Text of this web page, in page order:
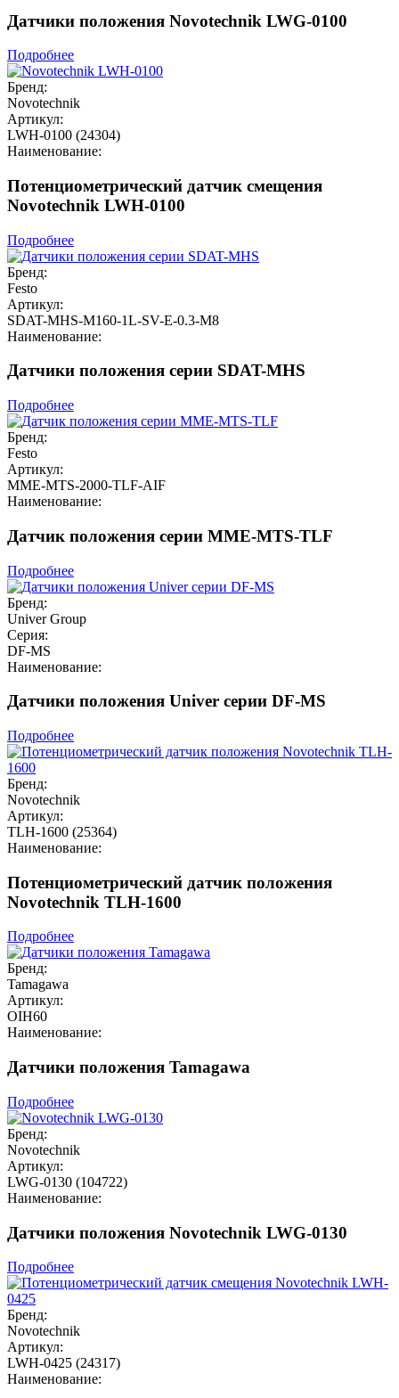
Датчики положения Novotechnik LWG-0100
Подробнее
Бренд:
Novotechnik
Артикул:
LWH-0100 (24304)
Наименование:
Потенциометрический датчик смещения
Novotechnik LWH-0100
Подробнее
Бренд:
Festo
Артикул:
SDAT-MHS-M160-1L-SV-E-0.3-M8
Наименование:
Датчики положения серии SDAT-MHS
Подробнее
Бренд:
Festo
Артикул:
MME-MTS-2000-TLF-AIF
Наименование:
Датчик положения серии MME-MTS-TLF
Подробнее
Бренд:
Univer Group
Серия:
DF-MS
Наименование:
Датчики положения Univer серии DF-MS
Подробнее
Бренд:
Novotechnik
Артикул:
TLH-1600 (25364)
Наименование:
Потенциометрический датчик положения
Novotechnik TLH-1600
Подробнее
Бренд:
Tamagawa
Артикул:
OIH60
Наименование:
Датчики положения Tamagawa
Подробнее
Бренд:
Novotechnik
Артикул:
LWG-0130 (104722)
Наименование:
Датчики положения Novotechnik LWG-0130
Подробнее
Бренд:
Novotechnik
Артикул:
LWH-0425 (24317)
Наименование: